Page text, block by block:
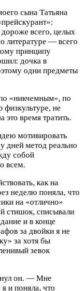
сына Татьяна
дороже всего, целых
литературе — всего
принципу
дочка в
одни предметы
«никчемным», по
не
это время тратить.
мотивировать
дней метод реально
собой
всем.
как на
неделю поняла, что
на «отлично»
стишок, списывали
и в конце
за двойки я не
за хотя бы
зевок
он. — Мне
и поняла, что